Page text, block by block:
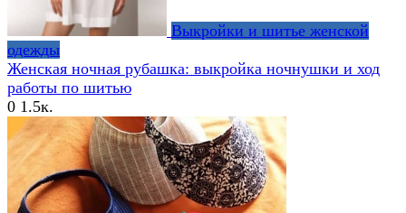
Выкройки и шитье женской
одежды
Женская ночная рубашка: выкройка ночнушки и ход
работы по шитью
0 1.5к.